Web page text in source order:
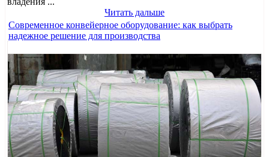
Читать дальше
Современное конвейерное оборудование: как выбрать
надежное решение для производства